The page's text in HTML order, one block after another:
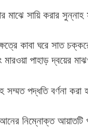
মাঝে সায়ি করার সুন্নাহ
কাবা ঘরে সাত
মারওয়া পাহাড় দ্বয়ের
সম্মত পদ্ধতি বর্ণনা করা
নিম্নোক্ত আয়াতটি